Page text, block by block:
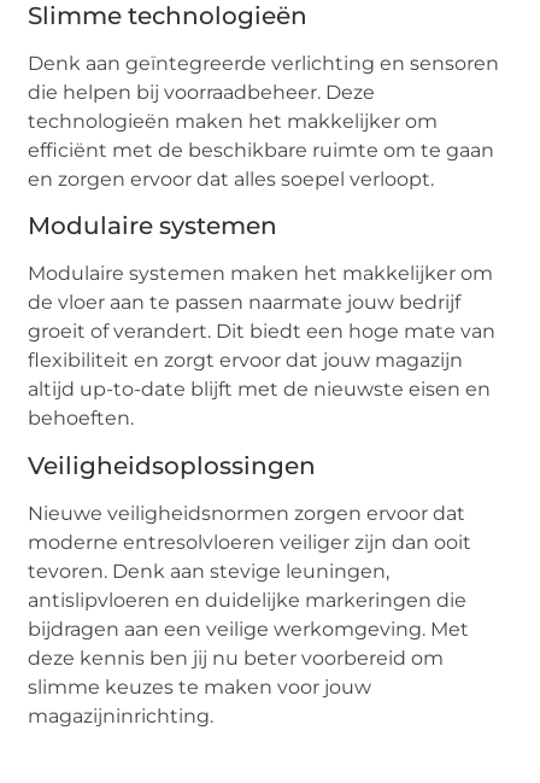
Slimme technologieën
Denk aan geïntegreerde verlichting en sensoren
die helpen bij voorraadbeheer. Deze
technologieën maken het makkelijker om
efficiënt met de beschikbare ruimte om te gaan
en zorgen ervoor dat alles soepel verloopt.
Modulaire systemen
Modulaire systemen maken het makkelijker om
de vloer aan te passen naarmate jouw bedrijf
groeit of verandert. Dit biedt een hoge mate van
flexibiliteit en zorgt ervoor dat jouw magazijn
altijd up-to-date blijft met de nieuwste eisen en
behoeften.
Veiligheidsoplossingen
Nieuwe veiligheidsnormen zorgen ervoor dat
moderne entresolvloeren veiliger zijn dan ooit
tevoren. Denk aan stevige leuningen,
antislipvloeren en duidelijke markeringen die
bijdragen aan een veilige werkomgeving. Met
deze kennis ben jij nu beter voorbereid om
slimme keuzes te maken voor jouw
magazijninrichting.